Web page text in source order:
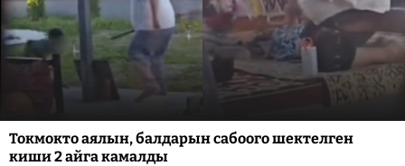
Токмокто аялын, балдарын сабоого шектелген
киши 2 айга камалды